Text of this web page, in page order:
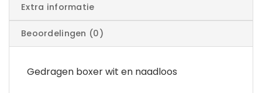
Extra informatie
Beoordelingen (0)
Gedragen boxer wit en naadloos